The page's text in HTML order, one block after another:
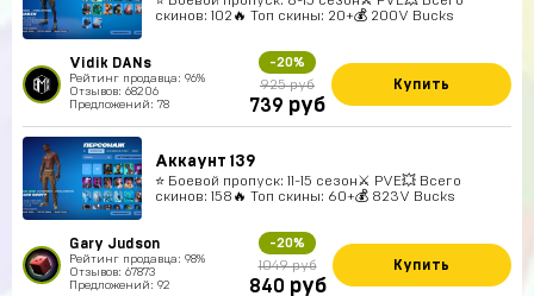
скинов: 102🔥 Топ скины: 20+💰 200V Bucks
Vidik DANs
Рейтинг продавца: 96%
Отзывов: 68206
Предложений: 78
-20%
925 руб
739 руб
Купить
Аккаунт 139
⭐️ Боевой пропуск: 11-15 сезон⚔️ PVE💥 Всего
скинов: 158🔥 Топ скины: 60+💰 823V Bucks
Gary Judson
Рейтинг продавца: 98%
Отзывов: 67873
Предложений: 92
-20%
1049 руб
840 руб
Купить